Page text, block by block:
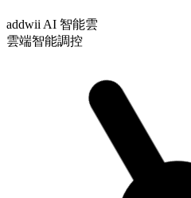
addwii AI 智能雲
雲端智能調控